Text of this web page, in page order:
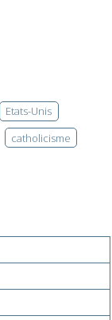
Etats-Unis
catholicisme